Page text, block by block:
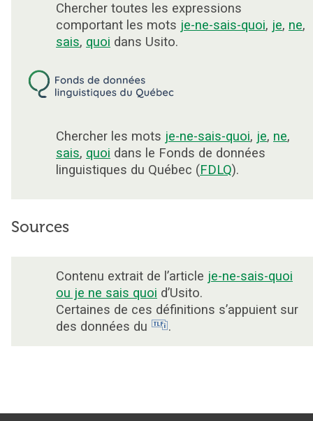
Chercher toutes les expressions
comportant les mots je-ne-sais-quoi, je, ne,
sais, quoi dans Usito.
Chercher les mots je-ne-sais-quoi, je, ne,
sais, quoi dans le Fonds de données
linguistiques du Québec (FDLQ).
Sources
Contenu extrait de l’article je-ne-sais-quoi
ou je ne sais quoi d’Usito.
Certaines de ces définitions s’appuient sur
des données du
.